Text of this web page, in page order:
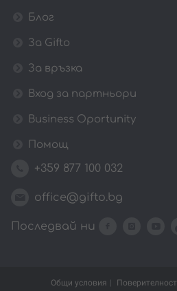
Блог
За Gifto
За връзка
Вход за партньори
Business Oportunity
Помощ
+359 877 100 032
office@gifto.bg
Последвай ни
Общи условия Поверителност